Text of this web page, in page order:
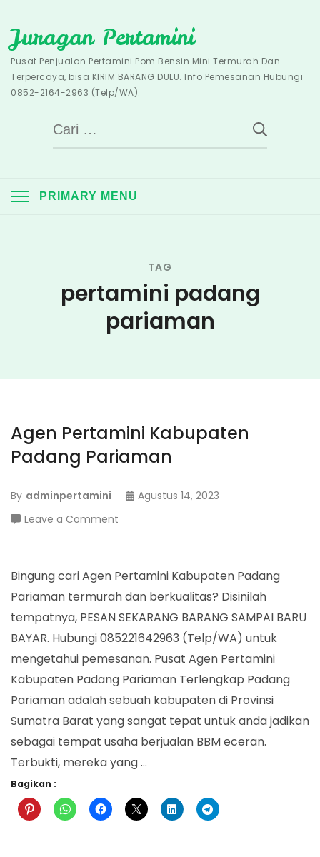
to
content
Juragan Pertamini
Pusat Penjualan Pertamini Pom Bensin Mini Termurah Dan
Terpercaya, bisa KIRIM BARANG DULU. Info Pemesanan Hubungi
0852-2164-2963 (Telp/WA).
Cari
untuk:
PRIMARY MENU
TAG
pertamini padang
pariaman
Agen Pertamini Kabupaten
Padang Pariaman
By adminpertamini
Agustus 14, 2023
Leave a Comment
Kabupaten
Padang
Pariaman
Bingung cari Agen Pertamini Kabupaten Padang
Pariaman termurah dan berkualitas? Disinilah
tempatnya, PESAN SEKARANG BARANG SAMPAI BARU
BAYAR. Hubungi 085221642963 (Telp/WA) untuk
mengetahui pemesanan. Pusat Agen Pertamini
Kabupaten Padang Pariaman Terlengkap Padang
Pariaman adalah sebuah kabupaten di Provinsi
Sumatra Barat yang sangat tepat untuk anda jadikan
sebagai tempat usaha berjualan BBM eceran.
Terbukti, mereka yang …
Bagikan :